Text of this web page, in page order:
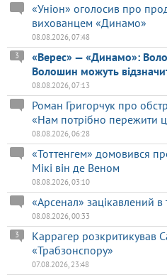
«Уніон» оголосив про
вихованцем «Динамо»
08.08.2026, 07:48
«Верес» — «Динамо»:
Волошин можуть
3
08.08.2026, 07:13
Роман Григорчук про
«Нам потрібно пережити
08.08.2026, 06:28
«Тоттенгем» домовився
Мікі він де Веном
08.08.2026, 03:10
«Арсенал» зацікавлений
08.08.2026, 00:33
Каррагер розкритикував
«Трабзонспору»
3
07.08.2026, 23:48